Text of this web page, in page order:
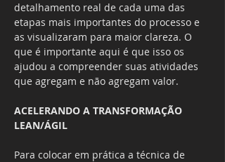
detalhamento real de cada uma das
etapas mais importantes do processo e
as visualizaram para maior clareza. O
que é importante aqui é que isso os
ajudou a compreender suas atividades
que agregam e não agregam valor.
ACELERANDO A TRANSFORMAÇÃO
LEAN/ÁGIL
Para colocar em prática a técnica de